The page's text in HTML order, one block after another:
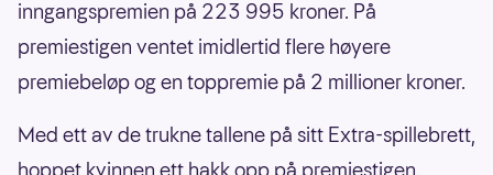
inngangspremien på 223 995 kroner. På
premiestigen ventet imidlertid flere høyere
premiebeløp og en toppremie på 2 millioner kroner.
Med ett av de trukne tallene på sitt Extra-spillebrett,